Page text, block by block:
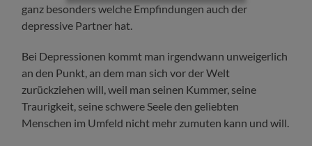
ganz besonders welche Empfindungen auch der
depressive Partner hat.
Bei Depressionen kommt man irgendwann unweigerlich
an den Punkt, an dem man sich vor der Welt
zurückziehen will, weil man seinen Kummer, seine
Traurigkeit, seine schwere Seele den geliebten
Menschen im Umfeld nicht mehr zumuten kann und will.